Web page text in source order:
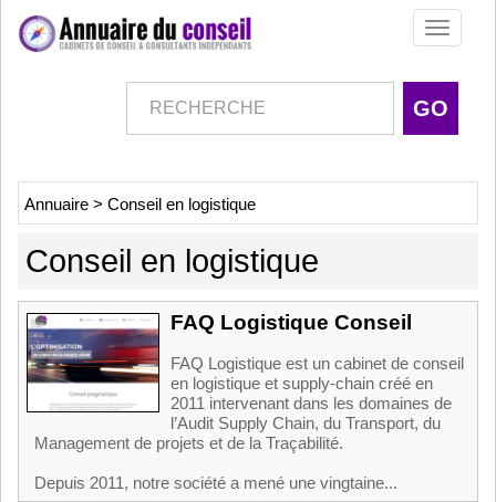
Toggle
Annuaire > Conseil en logistique
Conseil en logistique
FAQ Logistique Conseil
FAQ Logistique est un cabinet de conseil
en logistique et supply-chain créé en
2011 intervenant dans les domaines de
l’Audit Supply Chain, du Transport, du
Management de projets et de la Traçabilité.
Depuis 2011, notre société a mené une vingtaine...